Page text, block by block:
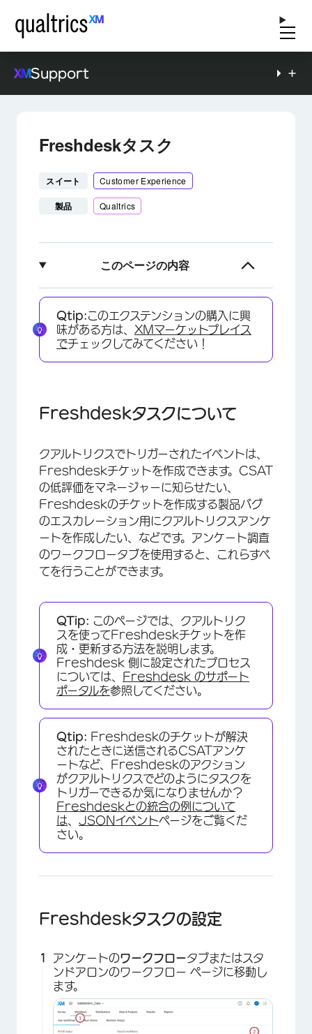
Support
Freshdeskタスク
スイート Customer Experience
製品 Qualtrics
このページの内容
Freshdeskタスクについて
Freshdeskタスクの設定
Freshdeskチケットの作成
Qtip:このエクステンションの購入に興
味がある方は、 XMマーケットプレイス
でチェックしてみてください！
Freshdeskタスクについて
クアルトリクスでトリガーされたイベントは、
Freshdeskチケットを作成できます。CSAT
の低評価をマネージャーに知らせたい、
Freshdeskのチケットを作成する製品バグ
のエスカレーション用にクアルトリクスアンケ
ートを作成したい、などです。アンケート調査
のワークフロータブを使用すると、これらすべ
てを行うことができます。
QTip: このページでは、クアルトリク
スを使ってFreshdeskチケットを作
成・更新する方法を説明します。
Freshdesk 側に設定されたプロセス
については、
Freshdesk のサポート
ポータルを参照してください。
Qtip: Freshdeskのチケットが解決
されたときに送信されるCSATアンケ
ートなど、Freshdeskのアクション
がクアルトリクスでどのようにタスクを
トリガーできるか気になりませんか？
Freshdeskとの統合の例について
は
JSONイベントページをご覧くだ
さい。
Freshdeskタスクの設定
アンケートのワークフロータブまたはスタ
ンドアロンのワークフロー ページに移動し
ます。